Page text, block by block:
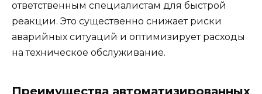
ответственным специалистам для быстрой
реакции. Это существенно снижает риски
аварийных ситуаций и оптимизирует расходы
на техническое обслуживание.
Преимущества автоматизированных